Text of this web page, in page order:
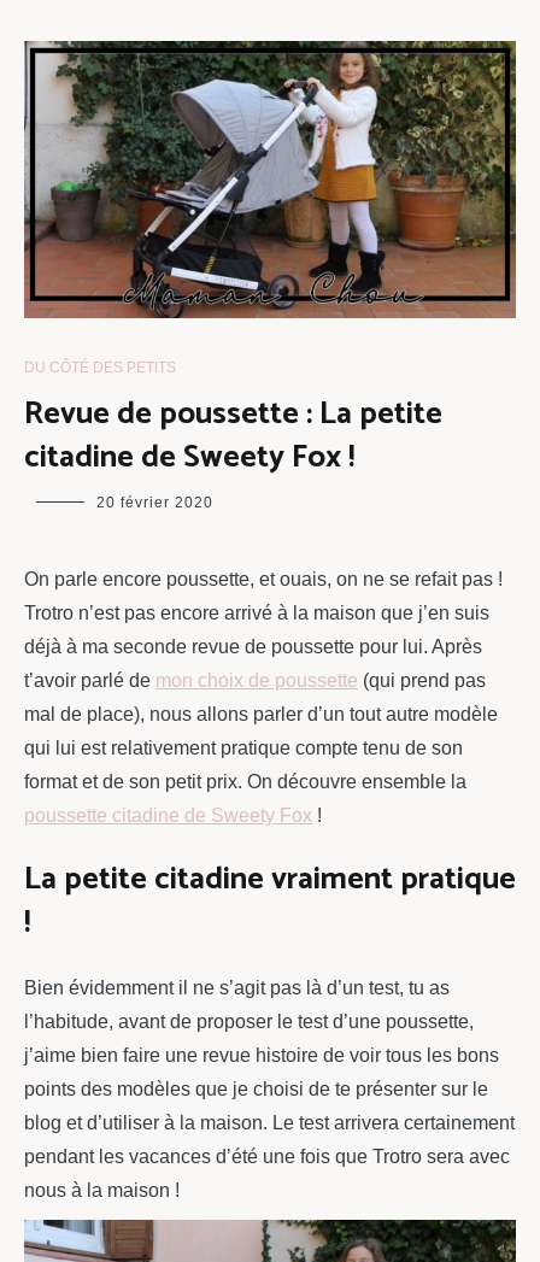
DU CÔTÉ DES PETITS
Revue de poussette : La petite
citadine de Sweety Fox !
maman
20 février 2020
On parle encore poussette, et ouais, on ne se refait pas !
Trotro n’est pas encore arrivé à la maison que j’en suis
déjà à ma seconde revue de poussette pour lui. Après
t’avoir parlé de mon choix de poussette (qui prend pas
mal de place), nous allons parler d’un tout autre modèle
qui lui est relativement pratique compte tenu de son
format et de son petit prix. On découvre ensemble la
poussette citadine de Sweety Fox !
La petite citadine vraiment pratique
!
Bien évidemment il ne s’agit pas là d’un test, tu as
l’habitude, avant de proposer le test d’une poussette,
j’aime bien faire une revue histoire de voir tous les bons
points des modèles que je choisi de te présenter sur le
blog et d’utiliser à la maison. Le test arrivera certainement
pendant les vacances d’été une fois que Trotro sera avec
nous à la maison !